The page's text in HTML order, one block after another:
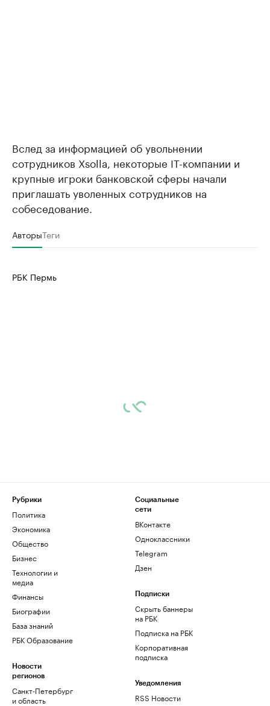
Вслед за информацией об увольнении
сотрудников Xsolla, некоторые IT-компании и
крупные игроки банковской сферы начали
приглашать уволенных сотрудников на
собеседование.
АвторыТеги
РБК Пермь
Рубрики
Политика
Экономика
Общество
Бизнес
Технологии и
медиа
Финансы
Биографии
База знаний
РБК Образование
Новости
регионов
Санкт-Петербург
и область
Социальные
сети
ВКонтакте
Одноклассники
Telegram
Дзен
Подписки
Скрыть баннеры
на РБК
Подписка на РБК
Корпоративная
подписка
Уведомления
RSS Новости